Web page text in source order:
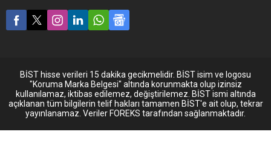
BİST hisse verileri 15 dakika gecikmelidir. BİST isim ve logosu
"Koruma Marka Belgesi" altında korunmakta olup izinsiz
kullanılamaz, iktibas edilemez, değiştirilemez. BİST ismi altında
açıklanan tüm bilgilerin telif hakları tamamen BİST'e ait olup, tekrar
yayınlanamaz. Veriler FOREKS tarafından sağlanmaktadır.